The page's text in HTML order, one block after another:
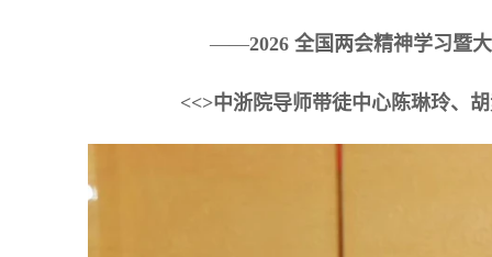
——2026 全国两会精神学习暨
<<>中浙院导师带徒中心陈琳玲、